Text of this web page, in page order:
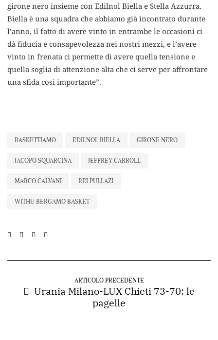
girone nero insieme con Edilnol Biella e Stella Azzurra.
Biella è una squadra che abbiamo già incontrato durante
l’anno, il fatto di avere vinto in entrambe le occasioni ci
dà fiducia e consapevolezza nei nostri mezzi, e l’avere
vinto in frenata ci permette di avere quella tensione e
quella soglia di attenzione alta che ci serve per affrontare
una sfida così importante”.
BASKETTIAMO EDILNOL BIELLA GIRONE NERO
JACOPO SQUARCINA JEFFREY CARROLL
MARCO CALVANI REI PULLAZI
WITHU BERGAMO BASKET
ARTICOLO PRECEDENTE
Urania Milano-LUX Chieti 73-70: le
pagelle